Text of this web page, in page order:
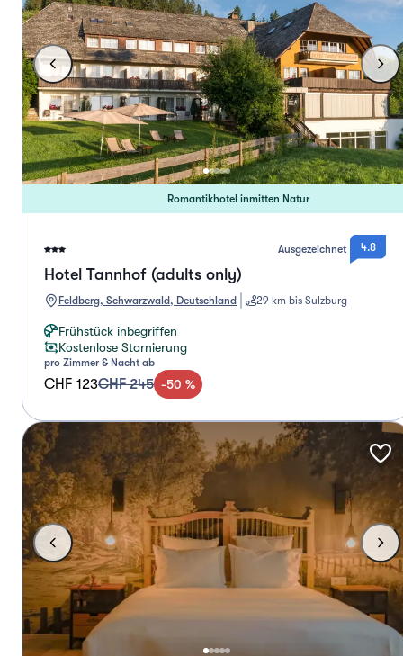
Romantikhotel inmitten Natur
Ausgezeichnet 4.8
Hotel Tannhof (adults only)
Feldberg, Schwarzwald, Deutschland 29 km bis Sulzburg
Frühstück inbegriffen
Kostenlose Stornierung
pro Zimmer & Nacht ab
CHF 123CHF 245 -50 %